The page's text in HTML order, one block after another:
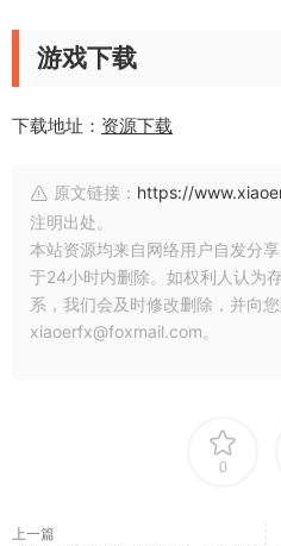
游戏下载
下载地址： 资源下载
原文链接： https://
注明出处。
本站资源均来自网络用户自发分
于24小时内删除。如权利人认为
系，我们会及时修改删除，并向
xiaoerfx@foxmail.com。
0
上一篇